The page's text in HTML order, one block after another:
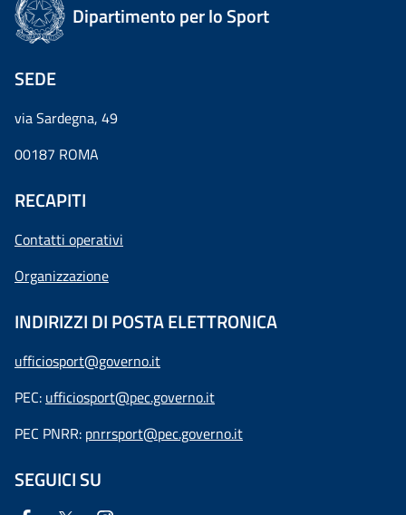
Dipartimento per lo Sport
SEDE
via Sardegna, 49
00187 ROMA
RECAPITI
Contatti operativi
Organizzazione
INDIRIZZI DI POSTA ELETTRONICA
ufficiosport@governo.it
PEC: ufficiosport@pec.governo.it
PEC PNRR: pnrrsport@pec.governo.it
SEGUICI SU